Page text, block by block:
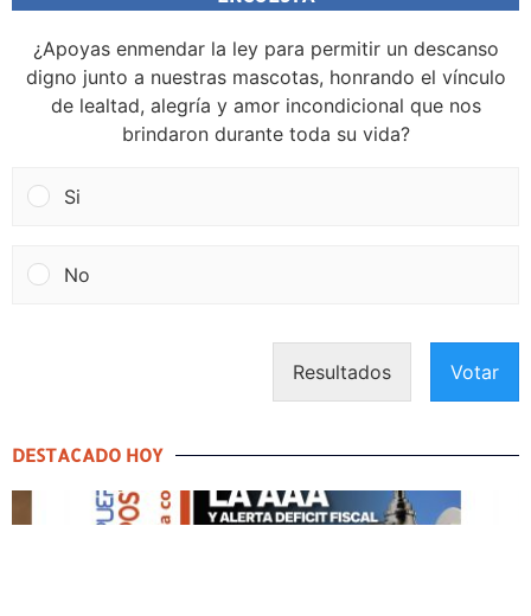
¿Apoyas enmendar la ley para permitir un descanso
digno junto a nuestras mascotas, honrando el vínculo
de lealtad, alegría y amor incondicional que nos
brindaron durante toda su vida?
Si
No
Resultados Votar
DESTACADO HOY